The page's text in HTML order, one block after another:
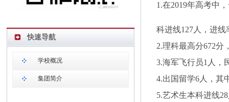
1.在2019年高考中
科进线127人，进线
2.理科最高分672分
3.海军飞行员1人，
4.出国留学6人，其
5.艺术生本科进线
快速导航
学校概况
集团简介